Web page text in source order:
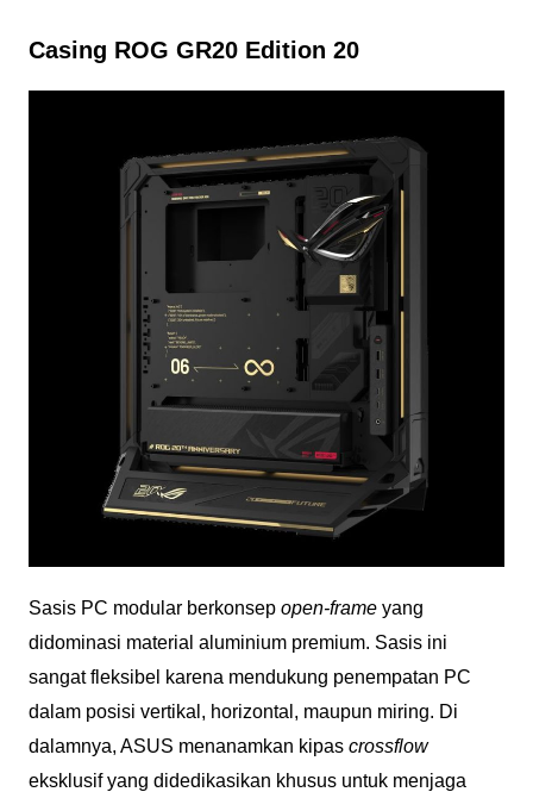
Casing ROG GR20 Edition 20
Sasis PC modular berkonsep open-frameyang
didominasi material aluminium premium. Sasis ini
sangat fleksibel karena mendukung penempatan PC
dalam posisi vertikal, horizontal, maupun miring. Di
dalamnya, ASUS menanamkan kipas crossflow
eksklusif yang didedikasikan khusus untuk menjaga